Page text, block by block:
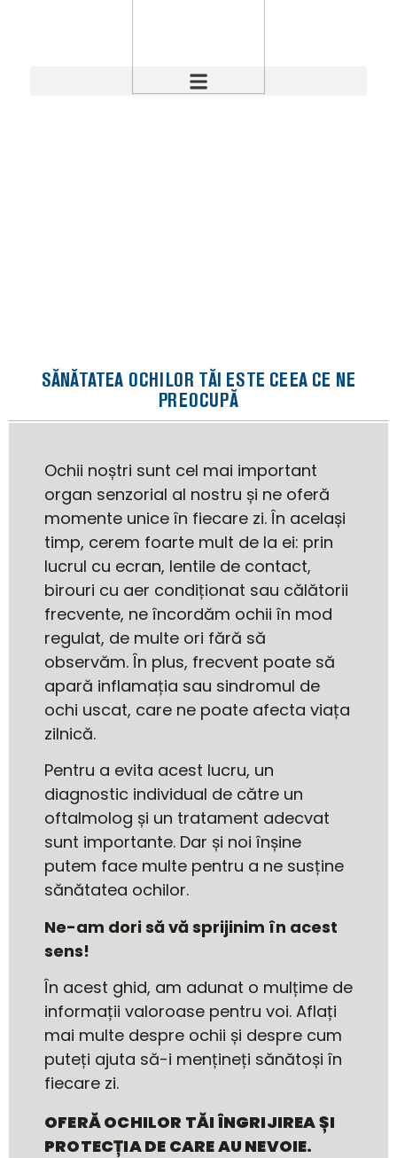
SĂNĂTATEA OCHILOR TĂI ESTE CEEA CE NE
PREOCUPĂ
Ochii noștri sunt cel mai important
organ senzorial al nostru și ne oferă
momente unice în fiecare zi. În același
timp, cerem foarte mult de la ei: prin
lucrul cu ecran, lentile de contact,
birouri cu aer condiționat sau călătorii
frecvente, ne încordăm ochii în mod
regulat, de multe ori fără să
observăm. În plus, frecvent poate să
apară inflamația sau sindromul de
ochi uscat, care ne poate afecta viața
zilnică.
Pentru a evita acest lucru, un
diagnostic individual de către un
oftalmolog și un tratament adecvat
sunt importante. Dar și noi înșine
putem face multe pentru a ne susține
sănătatea ochilor.
Ne-am dori să vă sprijinim în acest
sens!
În acest ghid, am adunat o mulțime de
informații valoroase pentru voi. Aflați
mai multe despre ochii și despre cum
puteți ajuta să-i mențineți sănătoși în
fiecare zi.
OFERĂ OCHILOR TĂI ÎNGRIJIREA ȘI
PROTECȚIA DE CARE AU NEVOIE.